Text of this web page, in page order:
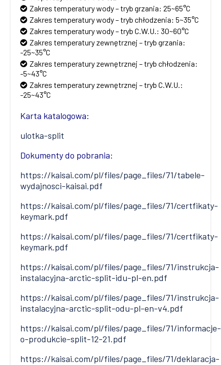
Zakres temperatury wody – tryb grzania: 25~65°C
Zakres temperatury wody – tryb chłodzenia: 5~35°C
Zakres temperatury wody – tryb C.W.U.: 30~60°C
Zakres temperatury zewnętrznej – tryb grzania:
-25~35°C
Zakres temperatury zewnętrznej – tryb chłodzenia:
-5~43°C
Zakres temperatury zewnętrznej – tryb C.W.U.:
-25~43°C
Karta katalogowa:
ulotka-split
Dokumenty do pobrania:
https://kaisai.com/pl/files/page_files/71/tabele-
wydajnosci-kaisai.pdf
https://kaisai.com/pl/files/page_files/71/certfikaty-
keymark.pdf
https://kaisai.com/pl/files/page_files/71/certfikaty-
keymark.pdf
https://kaisai.com/pl/files/page_files/71/instrukcja-
instalacyjna-arctic-split-idu-pl-en.pdf
https://kaisai.com/pl/files/page_files/71/instrukcja-
instalacyjna-arctic-split-odu-pl-en-v4.pdf
https://kaisai.com/pl/files/page_files/71/informacje-
o-produkcie-split-12-21.pdf
https://kaisai.com/pl/files/page_files/71/deklaracja-